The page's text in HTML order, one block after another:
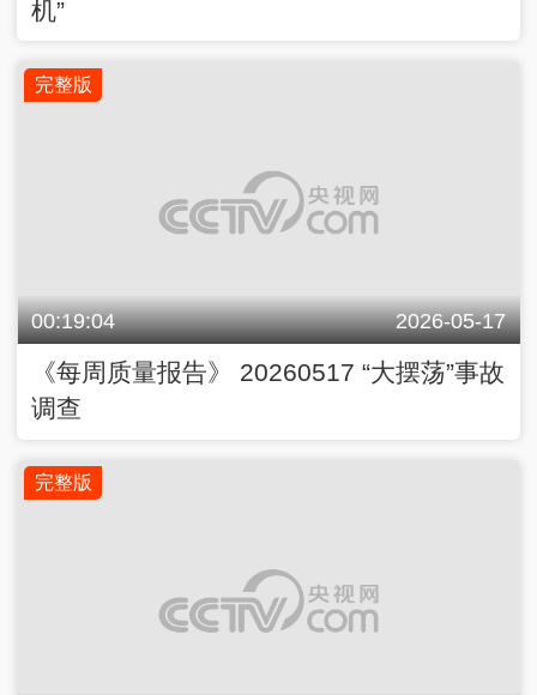
机”
完整版
00:19:04 2026-05-17
《每周质量报告》 20260517 “大摆荡”事故
调查
完整版